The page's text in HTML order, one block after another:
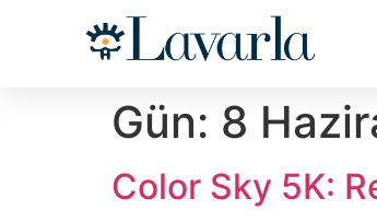
Gün: 8
Color Sky 5K: